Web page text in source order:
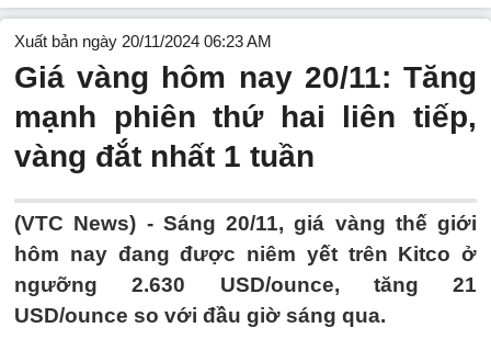
Xuất bản ngày 20/11/2024 06:23 AM
Giá vàng hôm nay 20/11: Tăng
mạnh phiên thứ hai liên tiếp,
vàng đắt nhất 1 tuần
(VTC News) - Sáng 20/11, giá vàng thế giới
hôm nay đang được niêm yết trên Kitco ở
ngưỡng 2.630 USD/ounce, tăng 21
USD/ounce so với đầu giờ sáng qua.